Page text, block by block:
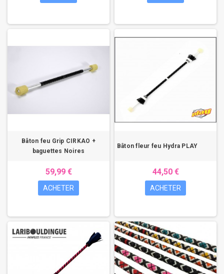
Bâton feu Grip CIRKAO +
baguettes Noires
59,99 €
ACHETER
Bâton fleur feu Hydra PLAY
44,50 €
ACHETER